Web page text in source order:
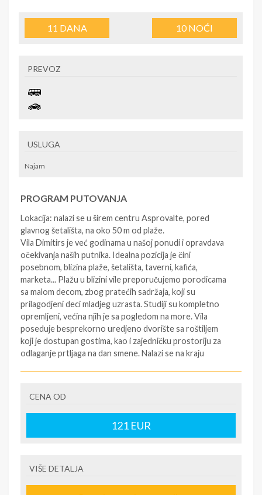
11 DANA 10NOĆI
PREVOZ
USLUGA
Najam
PROGRAM PUTOVANJA
Lokacija: nalazi se u širem centru Asprovalte, pored
glavnog šetališta, na oko 50 m od plaže.
Vila Dimitirs je već godinama u našoj ponudi i opravdava
očekivanja naših putnika. Idealna pozicija je čini
posebnom, blizina plaže, šetališta, taverni, kafića,
marketa... Plažu u blizini vile preporučujemo porodicama
sa malom decom, zbog pratećih sadržaja, koji su
prilagodjeni deci mladjeg uzrasta. Studiji su kompletno
opremljeni, većina njih je sa pogledom na more. Vila
poseduje besprekorno uredjeno dvorište sa roštiljem
koji je dostupan gostima, kao i zajedničku prostoriju za
odlaganje prtljaga na dan smene. Nalazi se na kraju
Tip smeštaja:
1/2 studio - u jednoj prostoriji čajna kuhinja i jedan bračni
1/3 studio - u jednoj prostoriji čajna kuhinja, jedan bračni
1/4 studio - u jednoj prostoriji čajna kuhinja sa dva
CENA OD
121 EUR
VIŠE DETALJA